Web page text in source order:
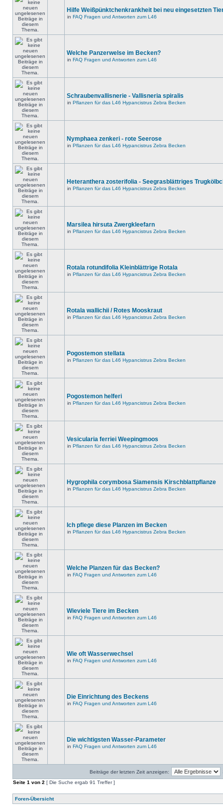
Hilfe Weißpünktchenkrankheit bei neu eingesetzten
in FAQ Fragen und Antworten zum L46
Welche Panzerwelse im Becken?
in FAQ Fragen und Antworten zum L46
Schraubenvallisnerie - Vallisneria spiralis
in Pflanzen für das L46 Hypancistrus Zebra Becken
Nymphaea zenkeri - rote Seerose
in Pflanzen für das L46 Hypancistrus Zebra Becken
Heteranthera zosterifolia - Seegrasblättriges
in Pflanzen für das L46 Hypancistrus Zebra Becken
Marsilea hirsuta Zwergkleefarn
in Pflanzen für das L46 Hypancistrus Zebra Becken
Rotala rotundifolia Kleinblättrige Rotala
in Pflanzen für das L46 Hypancistrus Zebra Becken
Rotala wallichii / Rotes Mooskraut
in Pflanzen für das L46 Hypancistrus Zebra Becken
Pogostemon stellata
in Pflanzen für das L46 Hypancistrus Zebra Becken
Pogostemon helferi
in Pflanzen für das L46 Hypancistrus Zebra Becken
Vesicularia ferriei Weepingmoos
in Pflanzen für das L46 Hypancistrus Zebra Becken
Hygrophila corymbosa Siamensis Kirschblattpflanze
in Pflanzen für das L46 Hypancistrus Zebra Becken
Ich pflege diese Planzen im Becken
in Pflanzen für das L46 Hypancistrus Zebra Becken
Welche Planzen für das Becken?
in FAQ Fragen und Antworten zum L46
Wieviele Tiere im Becken
in FAQ Fragen und Antworten zum L46
Wie oft Wasserwechsel
in FAQ Fragen und Antworten zum L46
Die Einrichtung des Beckens
in FAQ Fragen und Antworten zum L46
Die wichtigsten Wasser-Parameter
in FAQ Fragen und Antworten zum L46
Beiträge der letzten Zeit anzeigen:
Seite 1 von 2 [ Die Suche ergab 91 Treffer ]
Foren-Übersicht